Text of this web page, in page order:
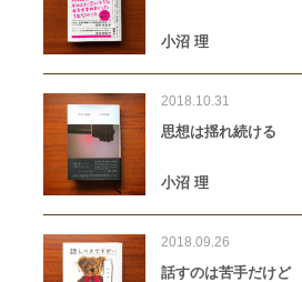
小沼 理
2018.10.31
思想は揺れ続ける
小沼 理
2018.09.26
話すのは苦手だけど